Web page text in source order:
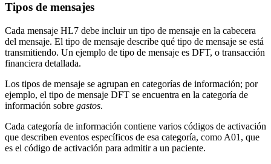
Tipos de mensajes
Cada mensaje HL7 debe incluir un tipo de mensaje en la cabecera
del mensaje. El tipo de mensaje describe qué tipo de mensaje se está
transmitiendo. Un ejemplo de tipo de mensaje es DFT, o transacción
financiera detallada.
Los tipos de mensaje se agrupan en categorías de información; por
ejemplo, el tipo de mensaje DFT se encuentra en la categoría de
información sobre gastos.
Cada categoría de información contiene varios códigos de activación
que describen eventos específicos de esa categoría, como A01, que
es el código de activación para admitir a un paciente.